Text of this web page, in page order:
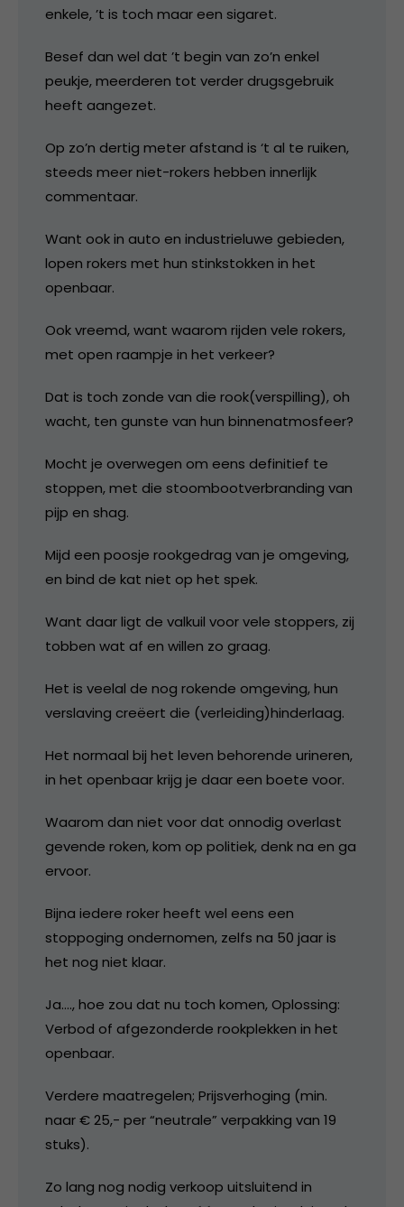
enkele, ’t is toch maar een sigaret.
Besef dan wel dat ’t begin van zo’n enkel
peukje, meerderen tot verder drugsgebruik
heeft aangezet.
Op zo’n dertig meter afstand is ‘t al te ruiken,
steeds meer niet-rokers hebben innerlijk
commentaar.
Want ook in auto en industrieluwe gebieden,
lopen rokers met hun stinkstokken in het
openbaar.
Ook vreemd, want waarom rijden vele rokers,
met open raampje in het verkeer?
Dat is toch zonde van die rook(verspilling), oh
wacht, ten gunste van hun binnenatmosfeer?
Mocht je overwegen om eens definitief te
stoppen, met die stoombootverbranding van
pijp en shag.
Mijd een poosje rookgedrag van je omgeving,
en bind de kat niet op het spek.
Want daar ligt de valkuil voor vele stoppers, zij
tobben wat af en willen zo graag.
Het is veelal de nog rokende omgeving, hun
verslaving creëert die (verleiding)hinderlaag.
Het normaal bij het leven behorende urineren,
in het openbaar krijg je daar een boete voor.
Waarom dan niet voor dat onnodig overlast
gevende roken, kom op politiek, denk na en ga
ervoor.
Bijna iedere roker heeft wel eens een
stoppoging ondernomen, zelfs na 50 jaar is
het nog niet klaar.
Ja…., hoe zou dat nu toch komen, Oplossing:
Verbod of afgezonderde rookplekken in het
openbaar.
Verdere maatregelen; Prijsverhoging (min.
naar € 25,- per “neutrale” verpakking van 19
stuks).
Zo lang nog nodig verkoop uitsluitend in